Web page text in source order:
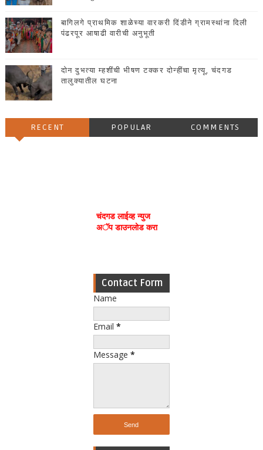
बागिलगे प्राथमिक शाळेच्या वारकरी दिंडीने ग्रामस्थांना दिली
पंढरपूर आषाढी वारीची अनुभूती
दोन दुभत्या म्हशींची भीषण टक्कर दोन्हींचा मृत्यू, चंदगड
तालुक्यातील घटना
RECENT POPULAR COMMENTS
चंदगड लाईव्ह न्युज
अॅप डाउनलोड करा
Contact Form
Name
Email *
Message *